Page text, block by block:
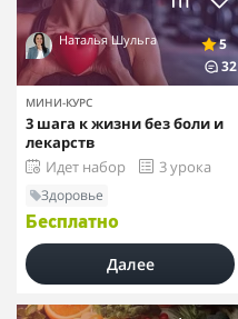
Наталья Шульга
5
32
МИНИ-КУРС
3 шага к жизни без боли и
лекарств
Идет набор
3 урока
Здоровье
Бесплатно
Далее